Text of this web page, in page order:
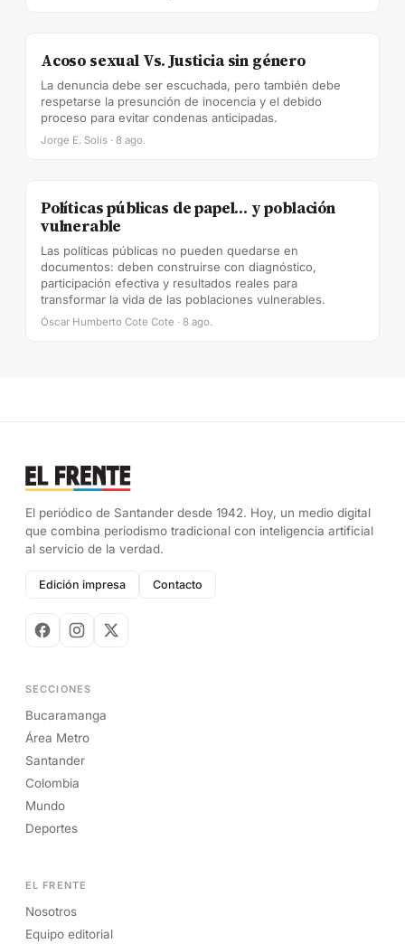
Acoso sexual Vs. Justicia sin género
La denuncia debe ser escuchada, pero también debe
respetarse la presunción de inocencia y el debido
proceso para evitar condenas anticipadas.
Jorge E. Solís · 8 ago.
Políticas públicas de papel... y población
vulnerable
Las políticas públicas no pueden quedarse en
documentos: deben construirse con diagnóstico,
participación efectiva y resultados reales para
transformar la vida de las poblaciones vulnerables.
Óscar Humberto Cote Cote · 8 ago.
El periódico de Santander desde 1942. Hoy, un medio digital
que combina periodismo tradicional con inteligencia artificial
al servicio de la verdad.
Edición impresa Contacto
SECCIONES
Bucaramanga
Área Metro
Santander
Colombia
Mundo
Deportes
EL FRENTE
Nosotros
Equipo editorial